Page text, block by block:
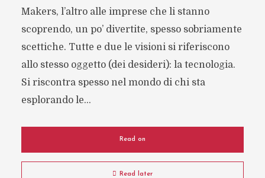
Makers, l’altro alle imprese che li stanno
scoprendo, un po’ divertite, spesso sobriamente
scettiche. Tutte e due le visioni si riferiscono
allo stesso oggetto (dei desideri): la tecnologia.
Si riscontra spesso nel mondo di chi sta
esplorando le...
Read on
Read later